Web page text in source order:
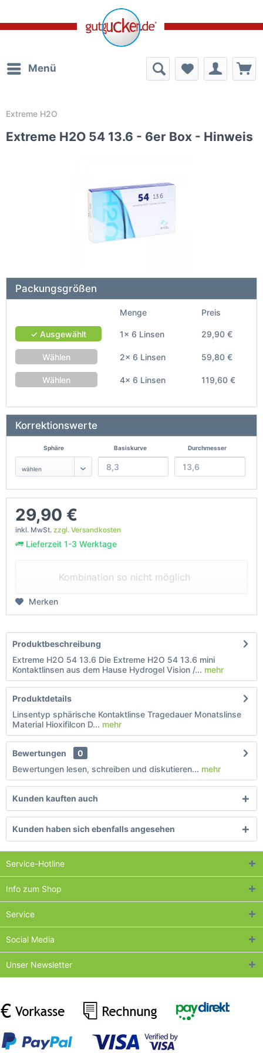
Menü
Extreme H2O
Extreme H2O 54 13.6 - 6er Box - Hinweis
Packungsgrößen
Menge Preis
✓ Ausgewählt 1x 6 Linsen 29,90 €
Wählen 2x 6 Linsen 59,80 €
Wählen 4x 6 Linsen 119,60 €
Korrektionswerte
Sphäre Basiskurve Durchmesser
29,90 €
inkl. MwSt. zzgl. Versandkosten
Lieferzeit 1-3 Werktage
Kombination so nicht möglich
Merken
Produktbeschreibung
Extreme H2O 54 13.6 Die Extreme H2O 54 13.6 mini
Kontaktlinsen aus dem Hause Hydrogel Vision /... mehr
Produktdetails
Linsentyp sphärische Kontaktlinse Tragedauer Monatslinse
Material Hioxifilcon D... mehr
Bewertungen
0
Bewertungen lesen, schreiben und diskutieren... mehr
Kunden kauften auch
Kunden haben sich ebenfalls angesehen
Service-Hotline
Info zum Shop
Service
Social Media
Unser Newsletter